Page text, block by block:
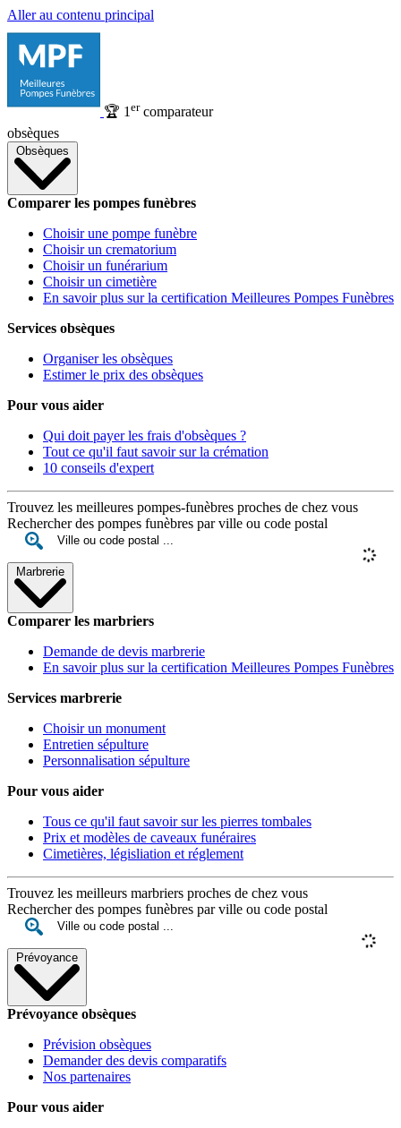
Aller au contenu principal
🏆 1 ercomparateur
obsèques
Obsèques
Comparer les pompes funèbres
Choisir une pompe funèbre
Choisir un crematorium
Choisir un funérarium
Choisir un cimetière
En savoir plus sur la certification Meilleures Pompes Funèbres
Services obsèques
Organiser les obsèques
Estimer le prix des obsèques
Pour vous aider
Qui doit payer les frais d'obsèques ?
Tout ce qu'il faut savoir sur la crémation
10 conseils d'expert
Trouvez les meilleures pompes-funèbres proches de chez vous
Rechercher des pompes funèbres par ville ou code postal
Marbrerie
Comparer les marbriers
Demande de devis marbrerie
En savoir plus sur la certification Meilleures Pompes Funèbres
Services marbrerie
Choisir un monument
Entretien sépulture
Personnalisation sépulture
Pour vous aider
Tous ce qu'il faut savoir sur les pierres tombales
Prix et modèles de caveaux funéraires
Cimetières, législiation et réglement
Trouvez les meilleurs marbriers proches de chez vous
Rechercher des pompes funèbres par ville ou code postal
Prévoyance
Prévoyance obsèques
Prévision obsèques
Demander des devis comparatifs
Nos partenaires
Pour vous aider